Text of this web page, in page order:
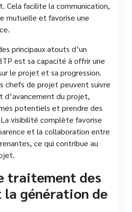
Cela facilite la communication,
mutuelle et favorise une
principaux atouts d’un
est sa capacité à offrir une
le projet et sa progression.
chefs de projet peuvent suivre
d’avancement du projet,
potentiels et prendre des
visibilité complète favorise
et la collaboration entre
ce qui contribue au
traitement des
la génération de